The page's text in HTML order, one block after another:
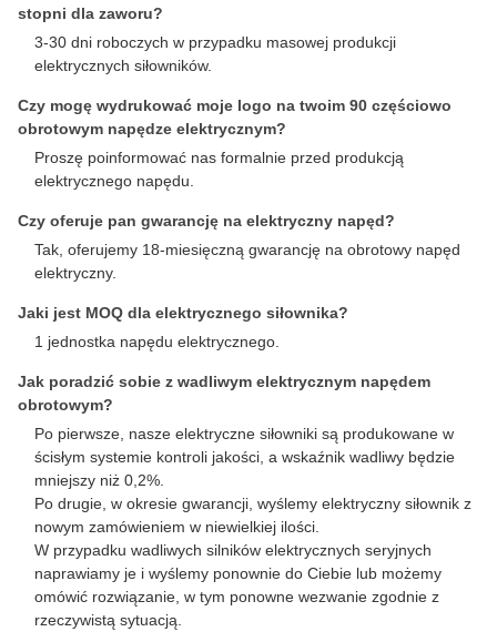
stopni dla zaworu?
3-30 dni roboczych w przypadku masowej produkcji
elektrycznych siłowników.
Czy mogę wydrukować moje logo na twoim 90 częściowo
obrotowym napędze elektrycznym?
Proszę poinformować nas formalnie przed produkcją
elektrycznego napędu.
Czy oferuje pan gwarancję na elektryczny napęd?
Tak, oferujemy 18-miesięczną gwarancję na obrotowy napęd
elektryczny.
Jaki jest MOQ dla elektrycznego siłownika?
1 jednostka napędu elektrycznego.
Jak poradzić sobie z wadliwym elektrycznym napędem
obrotowym?
Po pierwsze, nasze elektryczne siłowniki są produkowane w
ścisłym systemie kontroli jakości, a wskaźnik wadliwy będzie
mniejszy niż 0,2%.
Po drugie, w okresie gwarancji, wyślemy elektryczny siłownik z
nowym zamówieniem w niewielkiej ilości.
W przypadku wadliwych silników elektrycznych seryjnych
naprawiamy je i wyślemy ponownie do Ciebie lub możemy
omówić rozwiązanie, w tym ponowne wezwanie zgodnie z
rzeczywistą sytuacją.